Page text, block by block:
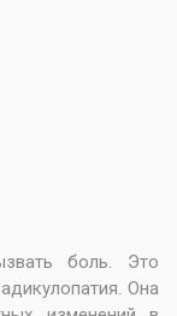
боль. Это
Она